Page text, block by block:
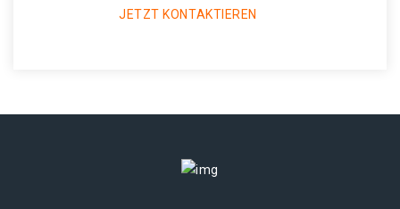
JETZT KONTAKTIEREN